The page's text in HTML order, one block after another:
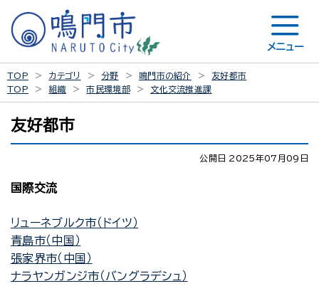
メニュー
TOP カテゴリ 分野 鳴門市の紹介
友好都市
TOP
組織 市民環境部 文化交流推進課
友好都市
公開日 2025年07月09日
国際交流
リューネブルク市（ドイツ）
青島市（中国）
張家界市（中国）
ナラヤンガンジ市（バングラデシュ）